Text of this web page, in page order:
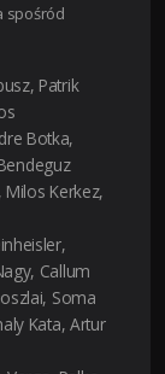
spośród
Patrik
Botka,
Kerkez,
Callum
Soma
Kata, Artur